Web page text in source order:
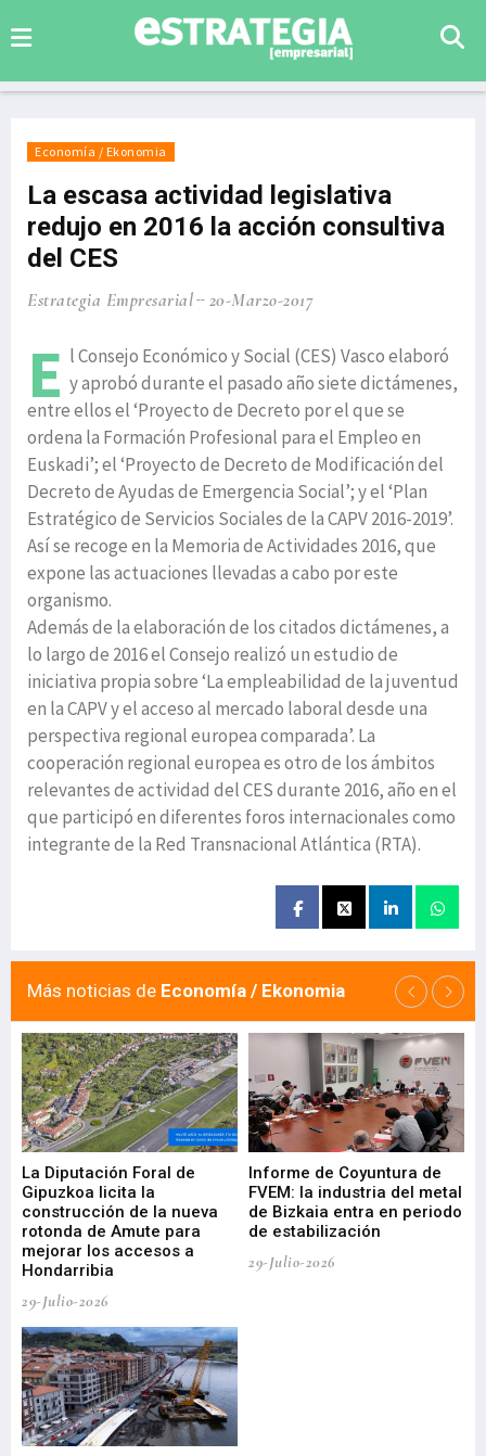
Economía / Ekonomia
La escasa actividad legislativa
redujo en 2016 la acción consultiva
del CES
Estrategia Empresarial 20-Marzo-2017
E l Consejo Económico y Social (CES) Vasco elaboró
y aprobó durante el pasado año siete dictámenes,
entre ellos el ‘Proyecto de Decreto por el que se
ordena la Formación Profesional para el Empleo en
Euskadi’; el ‘Proyecto de Decreto de Modificación del
Decreto de Ayudas de Emergencia Social’; y el ‘Plan
Estratégico de Servicios Sociales de la CAPV 2016-2019’.
Así se recoge en la Memoria de Actividades 2016, que
expone las actuaciones llevadas a cabo por este
organismo.
Además de la elaboración de los citados dictámenes, a
lo largo de 2016 el Consejo realizó un estudio de
iniciativa propia sobre ‘La empleabilidad de la juventud
en la CAPV y el acceso al mercado laboral desde una
perspectiva regional europea comparada’. La
cooperación regional europea es otro de los ámbitos
relevantes de actividad del CES durante 2016, año en el
que participó en diferentes foros internacionales como
integrante de la Red Transnacional Atlántica (RTA).
Más noticias de Economía / Ekonomia
La Diputación Foral de
Gipuzkoa licita la
construcción de la nueva
rotonda de Amute para
mejorar los accesos a
Hondarribia
29-Julio-2026
Informe de Coyuntura de
FVEM: la industria del metal
de Bizkaia entra en periodo
de estabilización
29-Julio-2026